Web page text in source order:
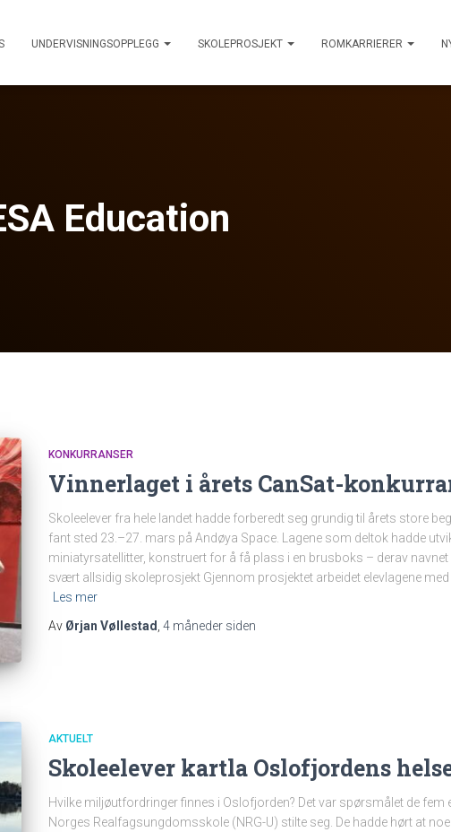
UNDERVISNINGSOPPLEGG SKOLEPROSJEKT ROMKARRIERER
Education
KONKURRANSER
Vinnerlaget i årets CanSat-
Skoleelever fra hele landet hadde forberedt seg grundig til årets store
fant sted 23.–27. mars på Andøya Space. Lagene som deltok hadde
miniatyrsatellitter, konstruert for å få plass i en brusboks – derav navnet
svært allsidig skoleprosjekt Gjennom prosjektet arbeidet elevlagene med
Les mer
Av Ørjan Vøllestad 4 månedersiden
AKTUELT
Skoleelever kartla Oslofjordens
Hvilke miljøutfordringer finnes i Oslofjorden? Det var spørsmålet de fem
Norges Realfagsungdomsskole (NRG-U) stilte seg. De hadde hørt at